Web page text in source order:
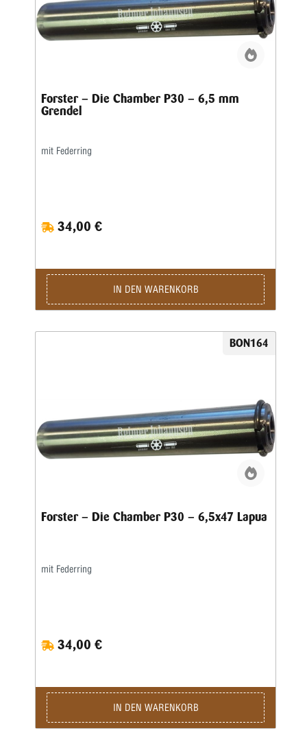
Forster – Die Chamber P30 – 6,5 mm
Grendel
mit Federring
34,00 €
IN DEN WARENKORB
BON164
Forster – Die Chamber P30 – 6,5x47 Lapua
mit Federring
34,00 €
IN DEN WARENKORB